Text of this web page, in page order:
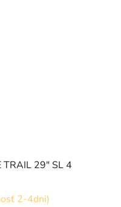
TRAIL 29" SL 4
2-4dni)